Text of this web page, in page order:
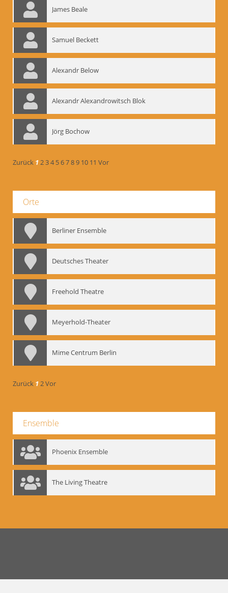
James Beale
Samuel Beckett
Alexandr Below
Alexandr Alexandrowitsch Blok
Jörg Bochow
Zurück 1234 56789 10 11 Vor
Orte
Berliner Ensemble
Deutsches Theater
Freehold Theatre
Meyerhold-Theater
Mime Centrum Berlin
Zurück 12Vor
Ensemble
Phoenix Ensemble
The Living Theatre